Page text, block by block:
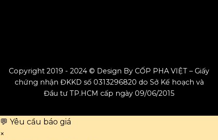
Copyright 2019 - 2024 © Design By CỐP PHA VIỆT – Giấy
chứng nhận ĐKKD số 0313296820 do Sở Kế hoạch và
Đầu tư TP.HCM cấp ngày 09/06/2015
💬 Yêu cầu báo giá
×